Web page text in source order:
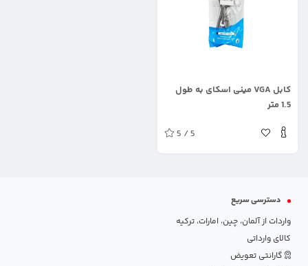
کابل VGA مینی اسکای به طول
1.5 متر
5 / 5
دسترسی سریع
واردات از آلمان، چین، امارات، ترکیه
کالای وارداتی
گارانتی تعویض